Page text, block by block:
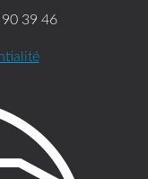
39 46